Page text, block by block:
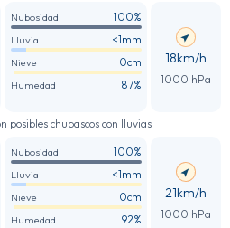
Nubosidad 100%
Lluvia <1mm
Nieve 0cm
Humedad 87%
18km/h
1000 hPa
posibles chubascos con lluvias
Nubosidad 100%
Lluvia <1mm
Nieve 0cm
Humedad 92%
21km/h
1000 hPa